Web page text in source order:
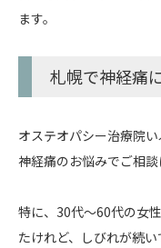
ます。
札幌で神経痛
オステオパシー治療院
神経痛のお悩みでご相談
特に、30代～60代の女
たけれど、しびれが続